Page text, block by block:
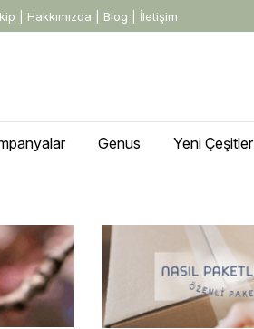
Hakkımızda Blog İletişim
Genus Yeni Çeşitler